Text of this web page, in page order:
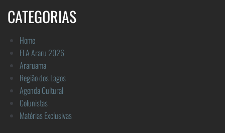
CATEGORIAS
Home
FLA Araru 2026
Araruama
Região dos Lagos
Agenda Cultural
Colunistas
Matérias Exclusivas